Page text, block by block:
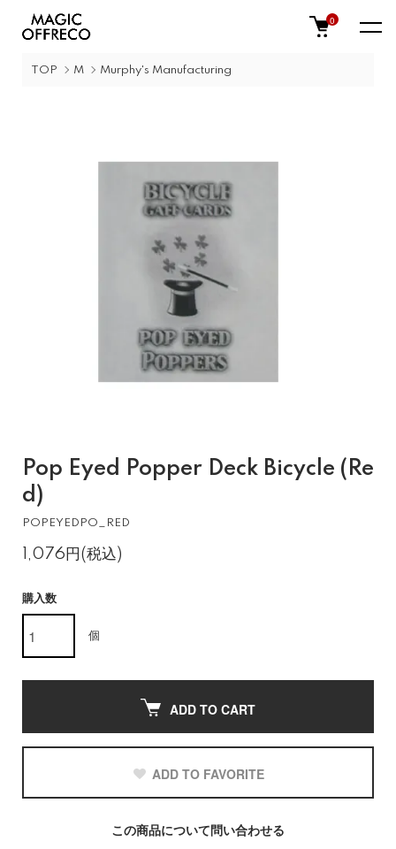
0
TOP M Murphy's Manufacturing
Pop Eyed Popper Deck Bicycle (Re
d)
POPEYEDPO_RED
1,076円(税込)
購入数
個
ADD TO CART
ADD TO FAVORITE
この商品について問い合わせる